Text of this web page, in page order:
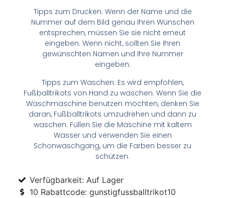
Tipps zum Drucken: Wenn der Name und die
Nummer auf dem Bild genau Ihren Wünschen
entsprechen, müssen Sie sie nicht erneut
eingeben. Wenn nicht, sollten Sie Ihren
gewünschten Namen und Ihre Nummer
eingeben.
Tipps zum Waschen: Es wird empfohlen,
Fußballtrikots von Hand zu waschen. Wenn Sie die
Waschmaschine benutzen möchten, denken Sie
daran, Fußballtrikots umzudrehen und dann zu
waschen. Füllen Sie die Maschine mit kaltem
Wasser und verwenden Sie einen
Schonwaschgang, um die Farben besser zu
schützen.
Verfügbarkeit: Auf Lager
10 Rabattcode: gunstigfussballtrikot10